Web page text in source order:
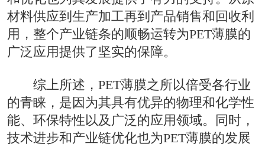
材料供应到生产加工再到产品销售和回收利
用，整个产业链条的顺畅运转为PET薄膜的
广泛应用提供了坚实的保障。
综上所述，PET薄膜之所以倍受各行业
的青睐，是因为其具有优异的物理和化学性
能、环保特性以及广泛的应用领域。同时，
技术进步和产业链优化也为PET薄膜的发展